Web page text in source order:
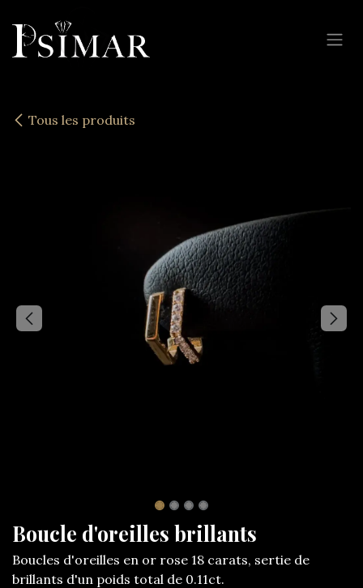
Tous les produits
Boucle d'oreilles brillants
Boucles d'oreilles en or rose 18 carats, sertie de
brillants d'un poids total de 0.11ct.